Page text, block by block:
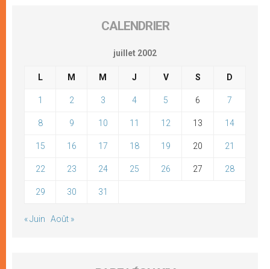
CALENDRIER
juillet 2002
L M M J V S D
1 2 3 4 5 6 7
8 9 10 11 12 13 14
15 16 17 18 19 20 21
22 23 24 25 26 27 28
29 30 31
« Juin Août »